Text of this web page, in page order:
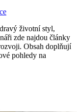
životní styl,
zde najdou články
Obsah doplňují
pohledy na